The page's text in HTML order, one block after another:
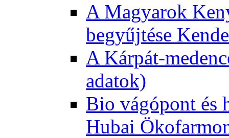
A Magyarok
begyűjtése
A Kárpát-
adatok)
Bio vágópont és
Hubai